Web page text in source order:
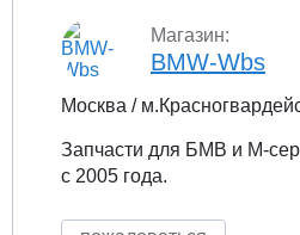
Магазин:
BMW-Wbs
Москва /
Запчасти для БМВ и М-
с 2005 года.